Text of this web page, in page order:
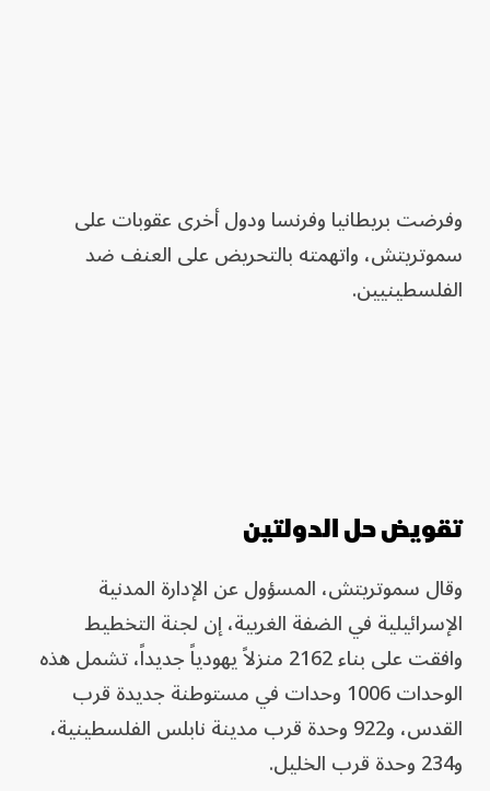
وفرضت بريطانيا وفرنسا ودول أخرى عقوبات على
سموتريتش، واتهمته بالتحريض على العنف ضد
الفلسطينيين.
تقويض حل الدولتين
وقال سموتريتش، المسؤول عن الإدارة المدنية
الإسرائيلية في الضفة الغربية، إن لجنة التخطيط
وافقت على بناء 2162 منزلاً يهودياً جديداً، تشمل هذه
الوحدات 1006 وحدات في مستوطنة جديدة قرب
القدس، و922 وحدة قرب مدينة نابلس الفلسطينية،
و234 وحدة قرب الخليل.